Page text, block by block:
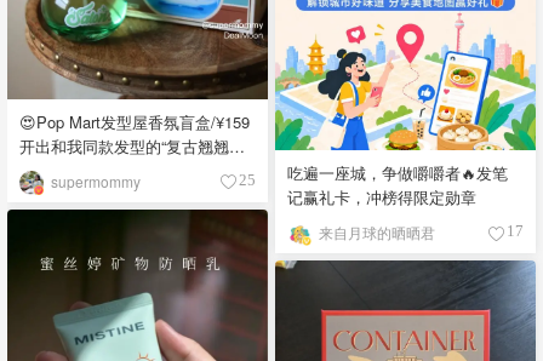
😍Pop Mart发型屋香氛盲盒/¥159
开出和我同款发型的“复古翘翘头”
😍
supermommy 25
吃遍一座城，争做嚼嚼者🔥发笔
记赢礼卡，冲榜得限定勋章
来自月球的晒晒君 17